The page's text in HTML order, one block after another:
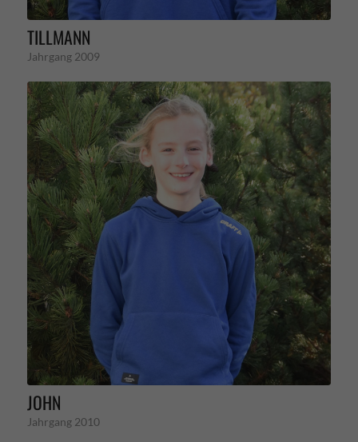
TILLMANN
Jahrgang 2009
JOHN
Jahrgang 2010